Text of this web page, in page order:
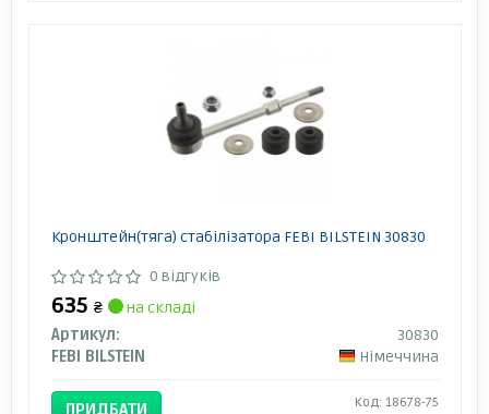
Кронштейн(тяга) стабілізатора FEBI BILSTEIN 30830
0 відгуків
635 ₴
на складі
Артикул:
30830
FEBI BILSTEIN
Німеччина
ПРИДБАТИ Код: 18678-75